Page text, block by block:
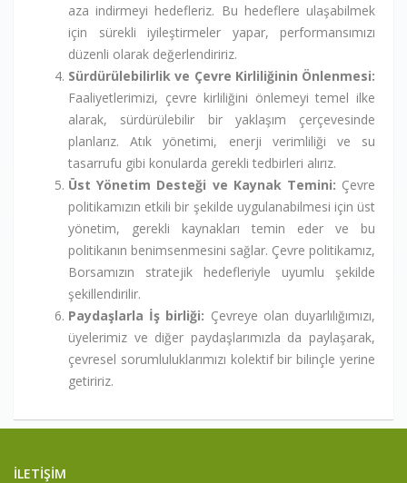
aza indirmeyi hedefleriz. Bu hedeflere ulaşabilmek
için sürekli iyileştirmeler yapar, performansımızı
düzenli olarak değerlendiririz.
Sürdürülebilirlik ve Çevre Kirliliğinin Önlenmesi:
Faaliyetlerimizi, çevre kirliliğini önlemeyi temel ilke
alarak, sürdürülebilir bir yaklaşım çerçevesinde
planlarız. Atık yönetimi, enerji verimliliği ve su
tasarrufu gibi konularda gerekli tedbirleri alırız.
Üst Yönetim Desteği ve Kaynak Temini: Çevre
politikamızın etkili bir şekilde uygulanabilmesi için üst
yönetim, gerekli kaynakları temin eder ve bu
politikanın benimsenmesini sağlar. Çevre politikamız,
Borsamızın stratejik hedefleriyle uyumlu şekilde
şekillendirilir.
Paydaşlarla İş birliği: Çevreye olan duyarlılığımızı,
üyelerimiz ve diğer paydaşlarımızla da paylaşarak,
çevresel sorumluluklarımızı kolektif bir bilinçle yerine
getiririz.
İLETİŞİM